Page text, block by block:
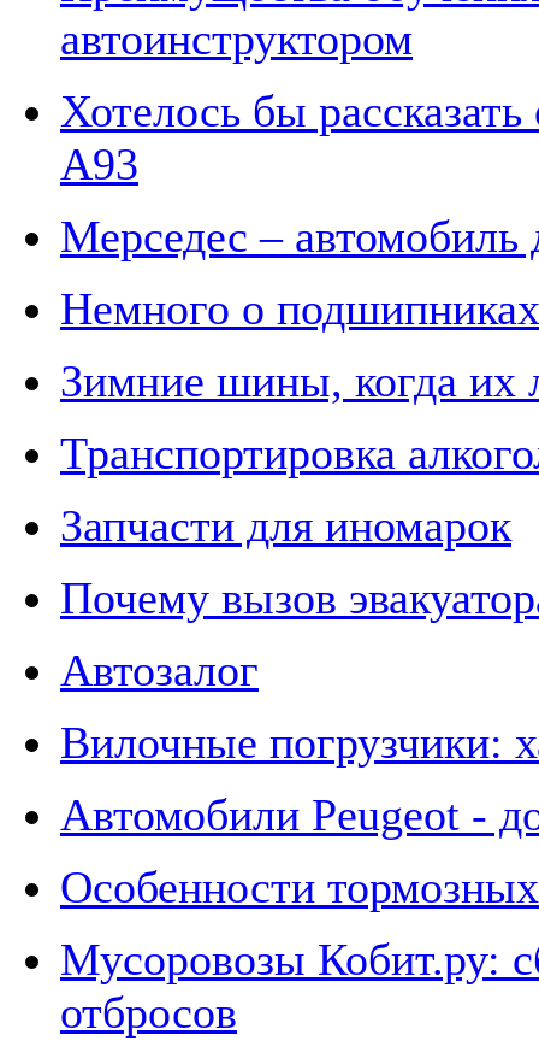
автоинструктором
Хотелось бы
А93
Мерседес –
Немного о подшипниках
Зимние шины, когда их
Транспортировка
Запчасти для иномарок
Почему вызов
Автозалог
Вилочные погрузчики:
Автомобили Peugeot -
Особенности
Мусоровозы Кобит.ру:
отбросов